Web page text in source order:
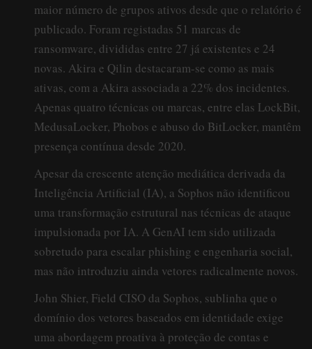
maior número de grupos ativos desde que o relatório é
publicado. Foram registadas 51 marcas de
ransomware, divididas entre 27 já existentes e 24
novas. Akira e Qilin destacaram-se como as mais
ativas, com a Akira associada a 22% dos incidentes.
Apenas quatro técnicas ou marcas, entre elas LockBit,
MedusaLocker, Phobos e abuso do BitLocker, mantêm
presença contínua desde 2020.
Apesar da crescente atenção mediática derivada da
Inteligência Artificial (IA), a Sophos não identificou
uma transformação estrutural nas técnicas de ataque
impulsionada por IA. A GenAI tem sido utilizada
sobretudo para escalar phishing e engenharia social,
mas não introduziu ainda vetores radicalmente novos.
John Shier, Field CISO da Sophos, sublinha que o
domínio dos vetores baseados em identidade exige
uma abordagem proativa à proteção de contas e